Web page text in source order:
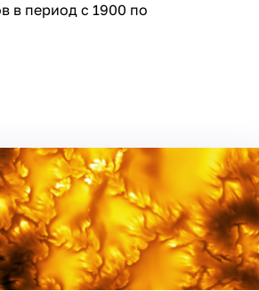
в период с 1900 по